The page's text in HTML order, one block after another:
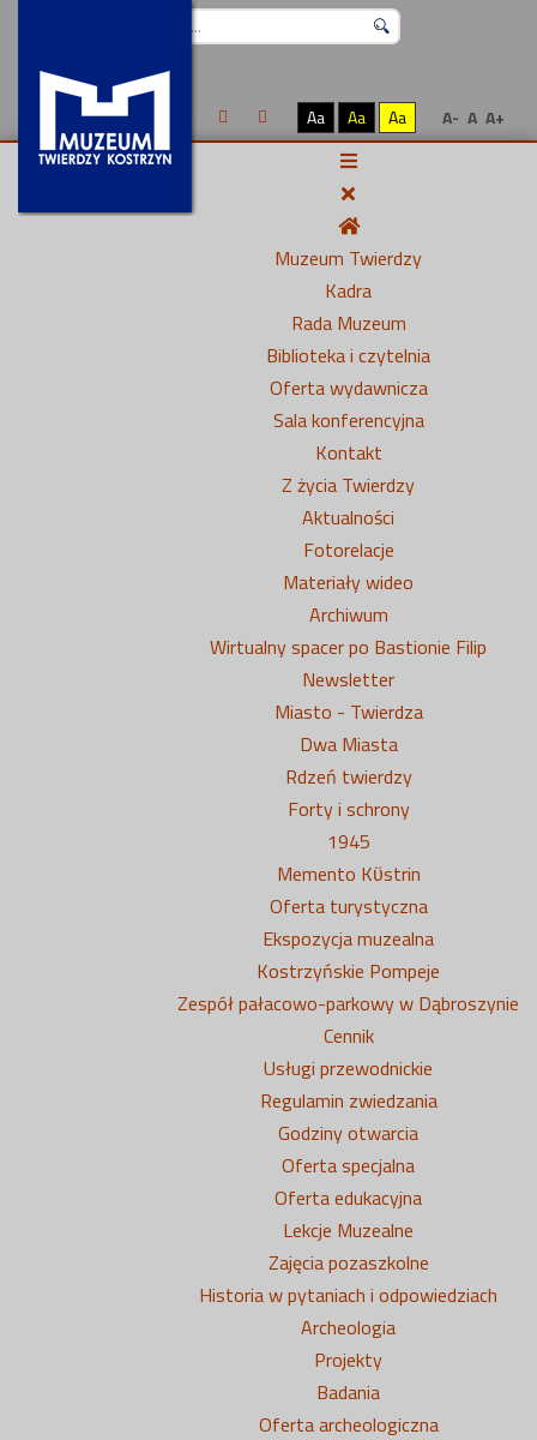
Aa Aa Aa A- A A+
Muzeum Twierdzy
Kadra
Rada Muzeum
Biblioteka i czytelnia
Oferta wydawnicza
Sala konferencyjna
Kontakt
Z życia Twierdzy
Aktualności
Fotorelacje
Materiały wideo
Archiwum
Wirtualny spacer po Bastionie Filip
Newsletter
Miasto - Twierdza
Dwa Miasta
Rdzeń twierdzy
Forty i schrony
1945
Memento Kϋstrin
Oferta turystyczna
Ekspozycja muzealna
Kostrzyńskie Pompeje
Zespół pałacowo-parkowy w Dąbroszynie
Cennik
Usługi przewodnickie
Regulamin zwiedzania
Godziny otwarcia
Oferta specjalna
Oferta edukacyjna
Lekcje Muzealne
Zajęcia pozaszkolne
Historia w pytaniach i odpowiedziach
Archeologia
Projekty
Badania
Oferta archeologiczna